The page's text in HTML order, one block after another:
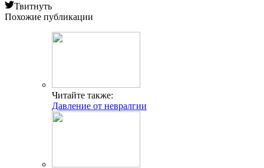
Твитнуть
Похожие публикации
Читайте также:
Давление от невралгии